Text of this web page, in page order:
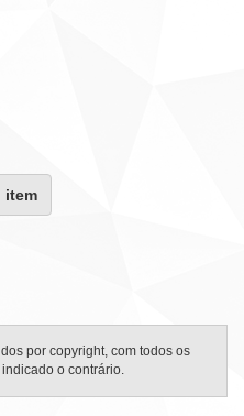
item
por copyright, com todos os
o contrário.